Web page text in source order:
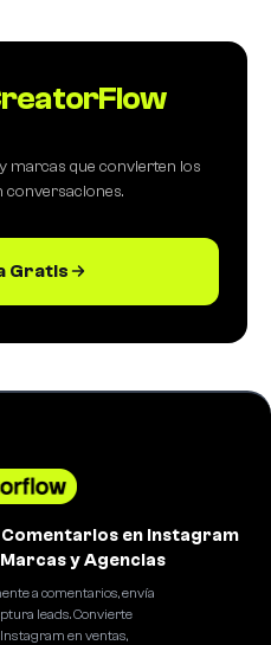
marcas que convierten los
conversaciones.
Gratis
en Instagram
y Agencias
a comentarios, envía
leads. Convierte
en ventas,